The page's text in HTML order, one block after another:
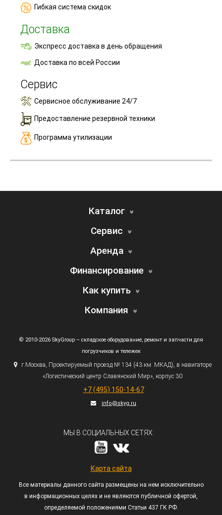
Гибкая система скидок
Доставка
Экспресс доставка в день обращения
Доставка по всей России
Сервис
Сервисное обслуживание 24/7
Предоставление резервной техники
Программа утилизации
Каталог
Сервис
Аренда
Финансирование
Как купить
Компания
© 2010-2026 SkyGroup – складское оборудование, ремонт и запчасти для
погрузчиков и тележек
г.Москва, Проектируемый проезд № 134 (43км. МКАД), в навигаторе
«Логистический центр Славянский Мир», корпус 30
+7 (495) 150-14-67
info@skyg.ru
МЫ В СОЦИАЛЬНЫХ СЕТЯХ:
Карта сайта
Все материалы данного сайта размещены на нем исключительно
в информационных целях и не являются публичной офертой,
определяемой положениями Статьи 437 ГК РФ.